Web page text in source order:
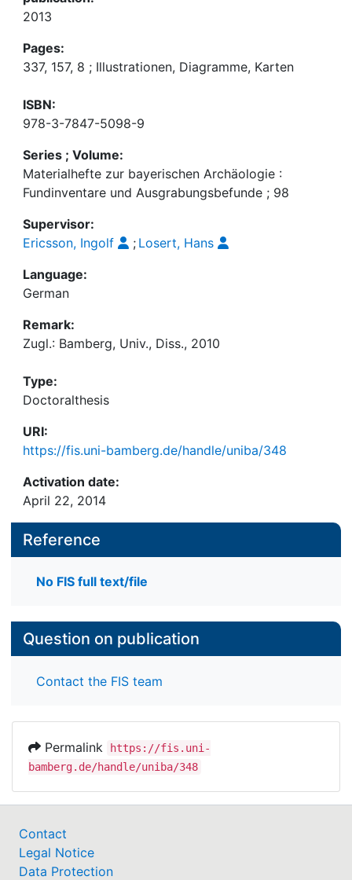
2013
Pages:
337, 157, 8 ; Illustrationen, Diagramme, Karten
ISBN:
978-3-7847-5098-9
Series ; Volume:
Materialhefte zur bayerischen Archäologie :
Fundinventare und Ausgrabungsbefunde ; 98
Supervisor:
Ericsson, Ingolf
; Losert, Hans
Language:
German
Remark:
Zugl.: Bamberg, Univ., Diss., 2010
Type:
Doctoralthesis
URI:
https://fis.uni-bamberg.de/handle/uniba/348
Activation date:
April 22, 2014
Reference
No FIS full text/file
Question on publication
Contact the FIS team
Permalink
https://fis.uni-
bamberg.de/handle/uniba/348
Contact
Legal Notice
Data Protection